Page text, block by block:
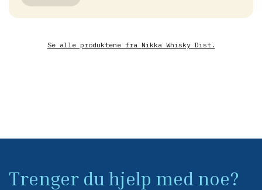
Se alle produktene fra Nikka Whisky Dist.
Trenger du hjelp med noe?